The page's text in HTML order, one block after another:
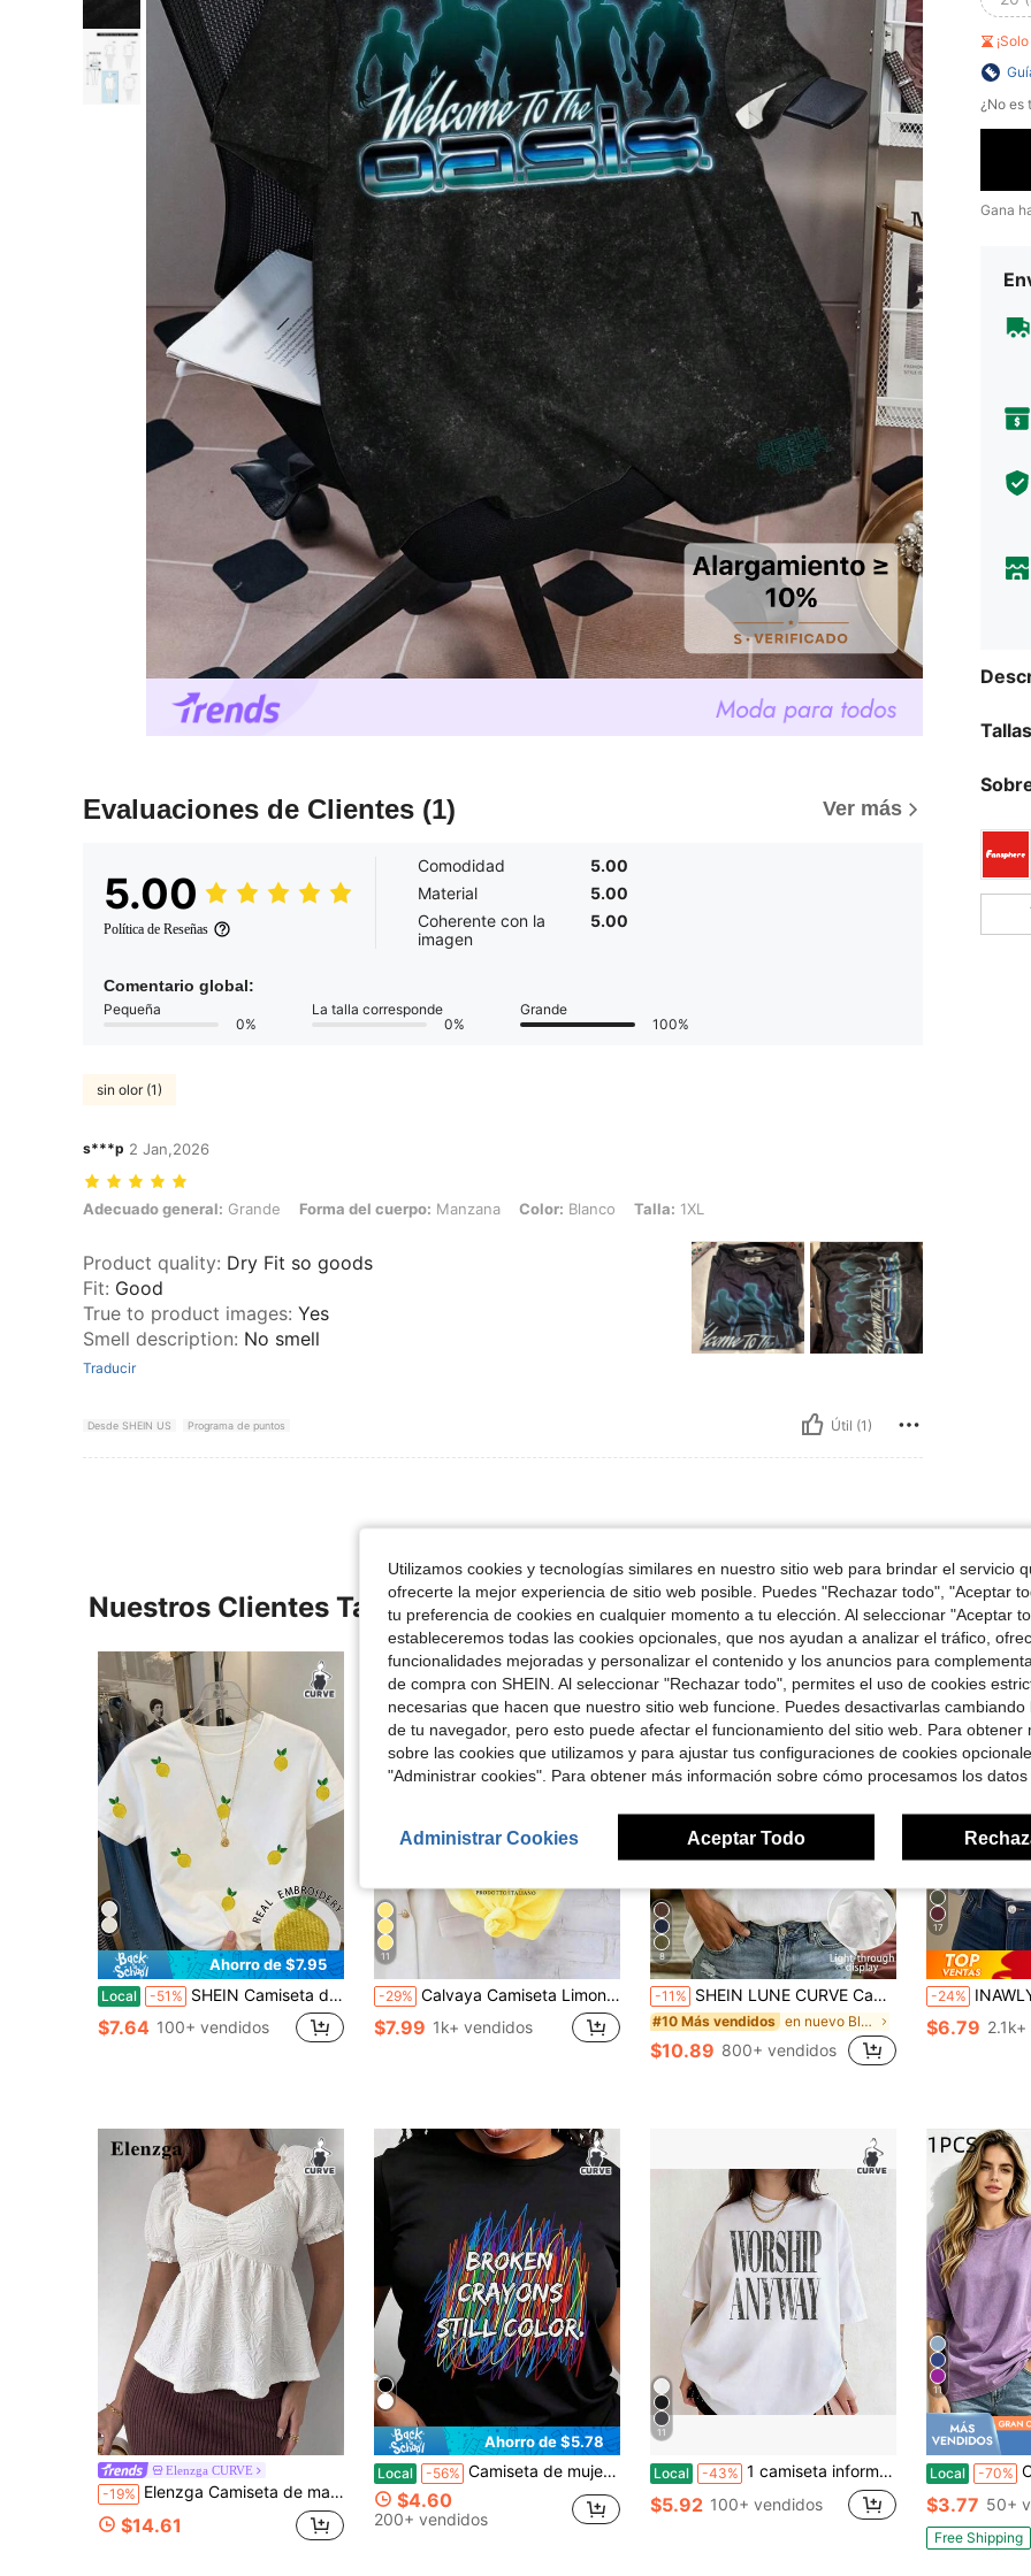
Evaluaciones de Clientes (1) Ver más
5.00
Política de Reseñas
Comodidad
5.00
Material
5.00
Coherente con la
imagen
5.00
Comentario global:
Pequeña
0%
La talla corresponde
0%
Grande
100%
sin olor (1)
s***p 2 Jan,2026
Adecuado general: Grande, Forma del cuerpo: Manzana, Color: Blanco, Talla: 1XL
Adecuado general: Grande Forma del cuerpo: Manzana Color: Blanco Talla: 1XL
Product quality: Dry Fit so goods
Fit: Good
True to product images: Yes
Smell description: No smell
Traducir
Desde SHEIN US Programa de puntos Útil (1)
¿No es
Gana
Nuestros Clientes También Vieron
Ahorro de $7.95
Local -51% SHEIN Camiseta de manga corta con cuello redondo y bordado de limón para tallas grandes
$7.64 100+ vendidos
11
-29% Calvaya Camiseta Limoncello, Camiseta con limones de la Amalfitana, Italia
$7.99 1k+ vendidos
8
-11% SHEIN LUNE CURVE Camisa casual de manga corta con diseño de botones y cuello en V de unicolor para mujer talla grande
#10 Más vendidos en nuevo Blusas De Talla Grande
$10.89 800+ vendidos
17
-24% INAWLY Camiseta de
$6.79
Elenzga CURVE
-19% Elenzga Camiseta de manga corta para mujer talla grande, tela jacquard, puños con volantes, silueta suelta en A; elegante y de moda, top de manga corta jacquard para mujer talla grande; para ir al trabajo, estilo callejero. De moda y novedoso.
$14.61
Ahorro de $5.78
Local -56% Camiseta de mujer con estampado "Broken Crayons Still Color", camiseta casual de manga corta para uso diario y actividades al aire libre, adecuada para cualquier ocasión, cumpleaños, todas
$4.60
200+ vendidos
11
Local -43% 1 camiseta informal con estampado de margaritas y póster vintage, de algodón, suave, ligera y cómoda, ideal para fiestas escolares, primavera, verano y otoño.
$5.92 100+ vendidos
11
Local -70%
$3.77 50+
Free Shipping
Utilizamos cookies y tecnologías similares en nuestro sitio web para brindar el servicio
ofrecerte la mejor experiencia de sitio web posible. Puedes "Rechazar todo", "Aceptar
tu preferencia de cookies en cualquier momento a tu elección. Al seleccionar "Aceptar
estableceremos todas las cookies opcionales, que nos ayudan a analizar el tráfico,
funcionalidades mejoradas y personalizar el contenido y los anuncios para
de compra con SHEIN. Al seleccionar "Rechazar todo", permites el uso de cookies
necesarias que hacen que nuestro sitio web funcione. Puedes desactivarlas cambiando
de tu navegador, pero esto puede afectar el funcionamiento del sitio web. Para obtener
sobre las cookies que utilizamos y para ajustar tus configuraciones de cookies
"Administrar cookies". Para obtener más información sobre cómo procesamos los datos
Administrar Cookies Aceptar Todo